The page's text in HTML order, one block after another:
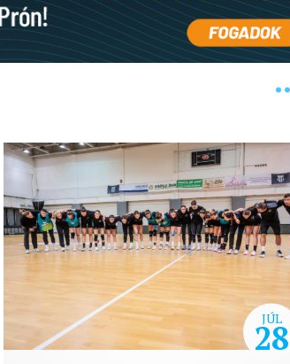
JÚL
28